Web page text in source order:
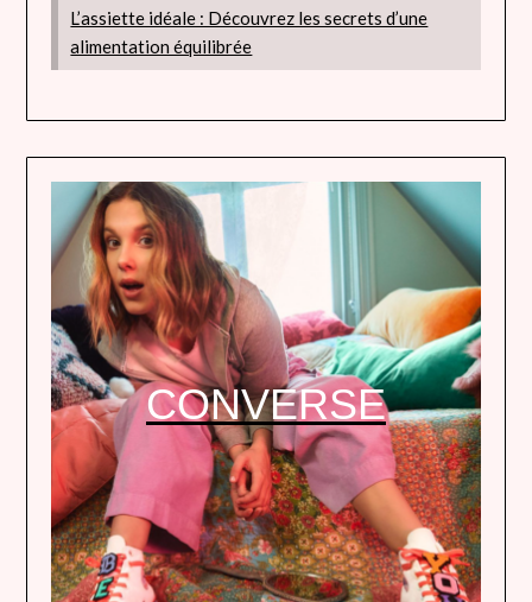
L’assiette idéale : Découvrez les secrets d’une
alimentation équilibrée
CONVERSE